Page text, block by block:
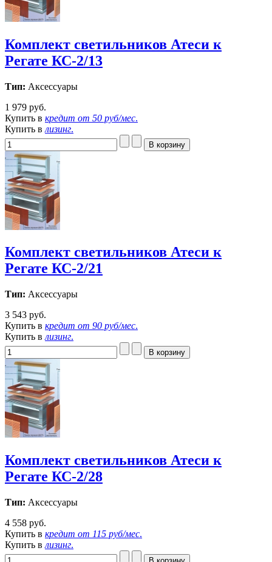
Комплект светильников Атеси к
Регате КС-2/13
Тип: Аксессуары
1 979 руб.
Купить в кредит от 50 руб/мес.
Купить в лизинг.
Комплект светильников Атеси к
Регате КС-2/21
Тип: Аксессуары
3 543 руб.
Купить в кредит от 90 руб/мес.
Купить в лизинг.
Комплект светильников Атеси к
Регате КС-2/28
Тип: Аксессуары
4 558 руб.
Купить в кредит от 115 руб/мес.
Купить в лизинг.